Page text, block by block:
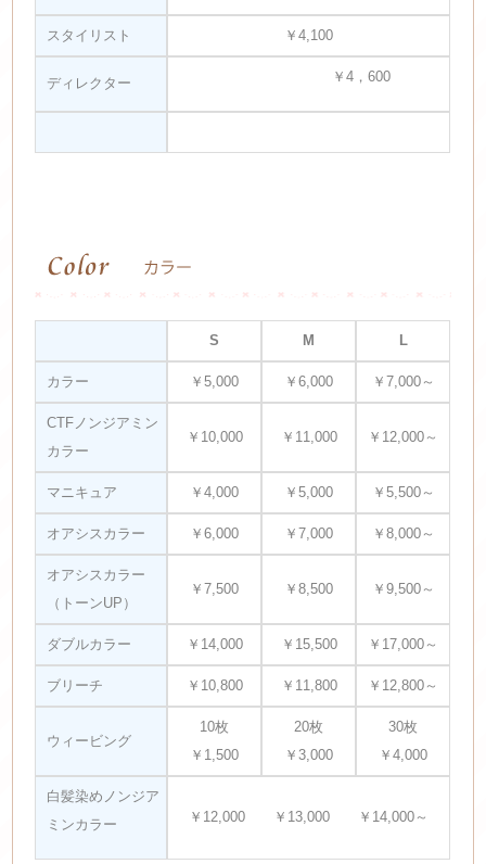
スタイリスト ￥4,100
ディレクター ￥4，600
S M L
カラー ￥5,000 ￥6,000 ￥7,000～
CTFノンジアミン
カラー
￥10,000 ￥11,000 ￥12,000～
マニキュア ￥4,000 ￥5,000 ￥5,500～
オアシスカラー ￥6,000 ￥7,000 ￥8,000～
オアシスカラー
（トーンUP）
￥7,500 ￥8,500 ￥9,500～
ダブルカラー ￥14,000 ￥15,500 ￥17,000～
ブリーチ ￥10,800 ￥11,800 ￥12,800～
ウィービング
10枚
￥1,500
20枚
￥3,000
30枚
￥4,000
白髪染めノンジア
ミンカラー
￥12,000 ￥13,000 ￥14,000～